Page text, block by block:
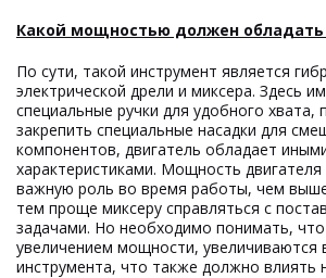
Какой мощностью должен обладать
По сути, такой инструмент является
электрической дрели и миксера. Здесь
специальные ручки для удобного хвата,
закрепить специальные насадки для
компонентов, двигатель обладает
характеристиками. Мощность двигателя
важную роль во время работы, чем
тем проще миксеру справляться с
задачами. Но необходимо понимать,
увеличением мощности, увеличиваются
инструмента, что также должно влиять